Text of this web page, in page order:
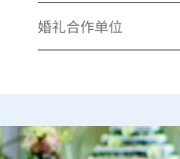
婚礼合作单位